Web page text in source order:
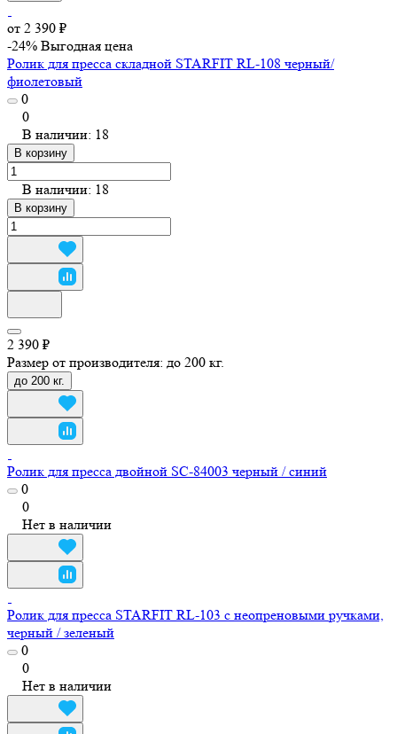
от 2 390 ₽
-24% Выгодная цена
Ролик для пресса складной STARFIT RL-108 черный/
фиолетовый
0
0
В наличии: 18
В корзину
В наличии: 18
В корзину
2 390 ₽
Размер от производителя: до 200 кг.
до 200 кг.
Ролик для пресса двойной SC-84003 черный / синий
0
0
Нет в наличии
Ролик для пресса STARFIT RL-103 с неопреновыми ручками,
черный / зеленый
0
0
Нет в наличии